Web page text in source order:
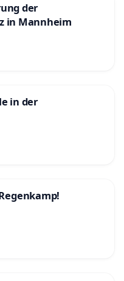
der
in Mannheim
in der